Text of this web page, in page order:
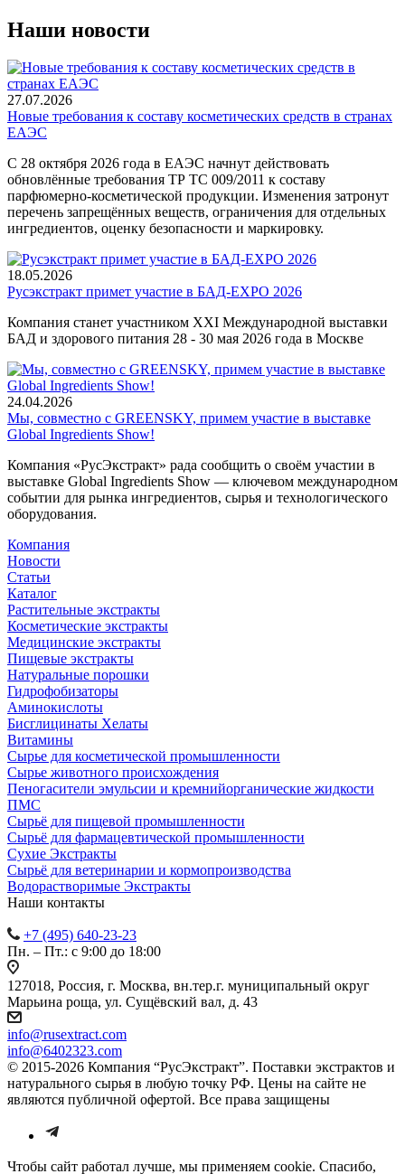
Наши новости
27.07.2026
Новые требования к составу косметических средств в странах
ЕАЭС
С 28 октября 2026 года в ЕАЭС начнут действовать
обновлённые требования ТР ТС 009/2011 к составу
парфюмерно-косметической продукции. Изменения затронут
перечень запрещённых веществ, ограничения для отдельных
ингредиентов, оценку безопасности и маркировку.
18.05.2026
Русэкстракт примет участие в БАД-EXPO 2026
Компания станет участником XXI Международной выставки
БАД и здорового питания 28 - 30 мая 2026 года в Москве
24.04.2026
Мы, совместно с GREENSKY, примем участие в выставке
Global Ingredients Show!
Компания «РусЭкстракт» рада сообщить о своём участии в
выставке Global Ingredients Show — ключевом международном
событии для рынка ингредиентов, сырья и технологического
оборудования.
Компания
Новости
Статьи
Каталог
Растительные экстракты
Косметические экстракты
Медицинские экстракты
Пищевые экстракты
Натуральные порошки
Гидрофобизаторы
Аминокислоты
Бисглицинаты Хелаты
Витамины
Сырье для косметической промышленности
Сырье животного происхождения
Пеногасители эмульсии и кремнийорганические жидкости
ПМС
Сырьё для пищевой промышленности
Сырьё для фармацевтической промышленности
Сухие Экстракты
Сырьё для ветеринарии и кормопроизводства
Водорастворимые Экстракты
Наши контакты
+7 (495) 640-23-23
Пн. – Пт.: с 9:00 до 18:00
127018, Россия, г. Москва, вн.тер.г. муниципальный округ
Марьина роща, ул. Сущёвский вал, д. 43
info@rusextract.com
info@6402323.com
© 2015-2026 Компания “РусЭкстракт”. Поставки экстрактов и
натурального сырья в любую точку РФ. Цены на сайте не
являются публичной офертой. Все права защищены
Чтобы сайт работал лучше, мы применяем cookie. Спасибо,